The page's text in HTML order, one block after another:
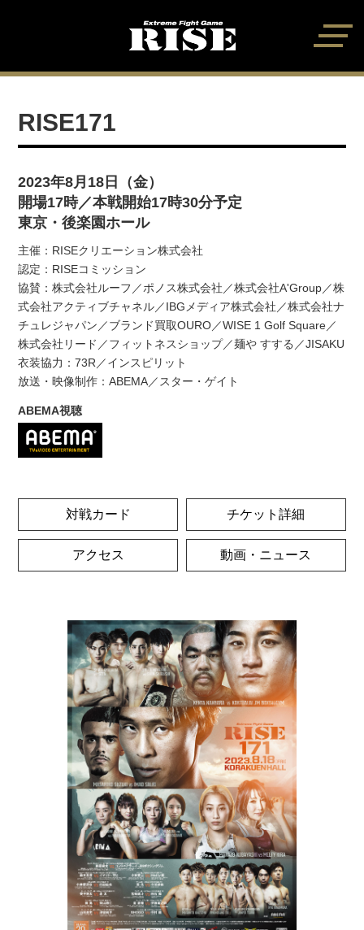
RISE171
2023年8月18日（金）
開場17時／本戦開始17時30分予定
東京・後楽園ホール
主催：RISEクリエーション株式会社
認定：RISEコミッション
協賛：株式会社ルーフ／ポノス株式会社／株式会社A'Group／株
式会社アクティブチャネル／IBGメディア株式会社／株式会社ナ
チュレジャパン／ブランド買取OURO／WISE 1 Golf Square／
株式会社リード／フィットネスショップ／麺や すする／JISAKU
衣装協力：73R／インスピリット
放送・映像制作：ABEMA／スター・ゲイト
ABEMA視聴
対戦カード チケット詳細
アクセス 動画・ニュース